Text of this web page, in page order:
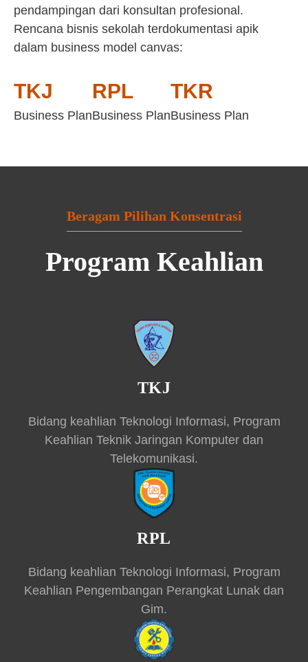
pendampingan dari konsultan profesional.
Rencana bisnis sekolah terdokumentasi apik
dalam business model canvas:
TKJ
Business Plan
RPL
Business Plan
TKR
Business Plan
Beragam Pilihan Konsentrasi
Program Keahlian
TKJ
Bidang keahlian Teknologi Informasi, Program
Keahlian Teknik Jaringan Komputer dan
Telekomunikasi.
RPL
Bidang keahlian Teknologi Informasi, Program
Keahlian Pengembangan Perangkat Lunak dan
Gim.